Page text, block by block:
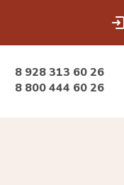
8 928 313 60 26
8 800 444 60 26